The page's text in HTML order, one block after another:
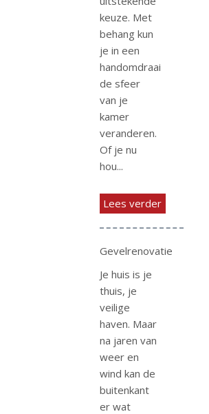
keuze. Met
behang kun
je in een
handomdraai
de sfeer
van je
kamer
veranderen.
Of je nu
hou...
Lees verder
Gevelrenovatie
Je huis is je
thuis, je
veilige
haven. Maar
na jaren van
weer en
wind kan de
buitenkant
er wat